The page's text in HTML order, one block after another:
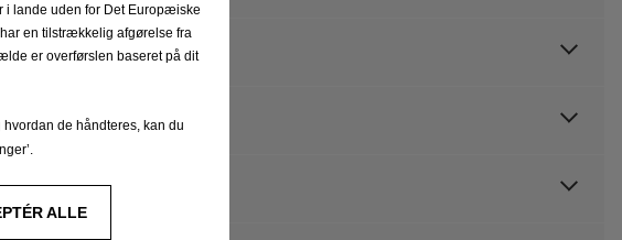
i lande uden for Det Europæiske
en tilstrækkelig afgørelse fra
er overførslen baseret på dit
de håndteres, kan du
ALLE